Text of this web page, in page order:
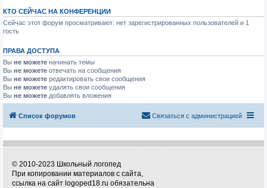
КТО СЕЙЧАС НА КОНФЕРЕНЦИИ
Сейчас этот форум просматривают: нет зарегистрированных пользователей и 1
гость
ПРАВА ДОСТУПА
Вы не можете начинать темы
Вы не можете отвечать на сообщения
Вы не можете редактировать свои сообщения
Вы не можете удалять свои сообщения
Вы не можете добавлять вложения
Список форумов Связаться с администрацией
© 2010-2023 Школьный логопед
При копировании материалов с сайта,
ссылка на сайт logoped18.ru обязательна